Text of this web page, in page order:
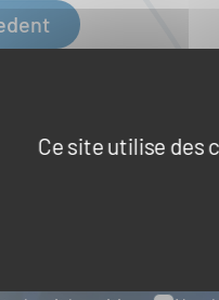
Ce site utilise des
NOS